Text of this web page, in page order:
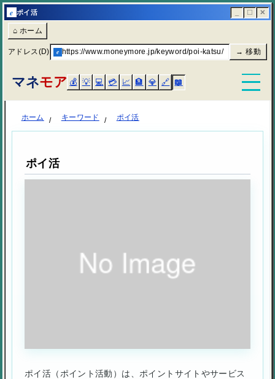
e ポイ活 ☐ ✕
⌂ ホーム
アドレス(D) e https://www.moneymore.jp/keyword/poi-katsu/ → 移動
マネモア 💰 💡 💻 💳 📈 🏦 💎 🔗 📖
ホーム キーワード ポイ活
ポイ活
ポイ活（ポイント活動）は、ポイントサイトやサービス